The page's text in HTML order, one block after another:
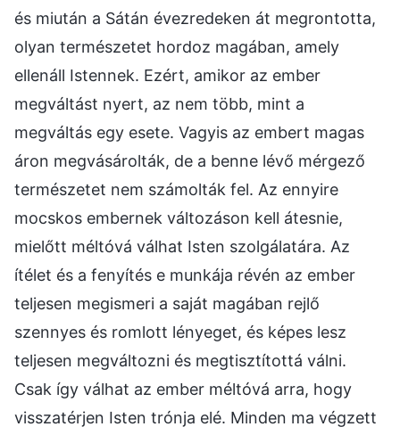
és miután a Sátán évezredeken át megrontotta,
olyan természetet hordoz magában, amely
ellenáll Istennek. Ezért, amikor az ember
megváltást nyert, az nem több, mint a
megváltás egy esete. Vagyis az embert magas
áron megvásárolták, de a benne lévő mérgező
természetet nem számolták fel. Az ennyire
mocskos embernek változáson kell átesnie,
mielőtt méltóvá válhat Isten szolgálatára. Az
ítélet és a fenyítés e munkája révén az ember
teljesen megismeri a saját magában rejlő
szennyes és romlott lényeget, és képes lesz
teljesen megváltozni és megtisztítottá válni.
Csak így válhat az ember méltóvá arra, hogy
visszatérjen Isten trónja elé. Minden ma végzett